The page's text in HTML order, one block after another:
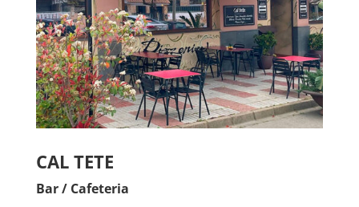
CAL TETE
Bar / Cafeteria